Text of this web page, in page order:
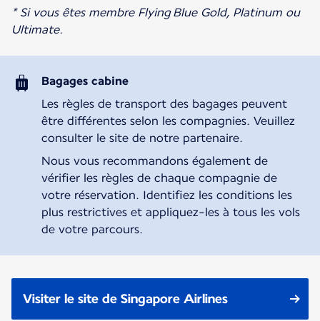
* Si vous êtes membre Flying Blue Gold, Platinum ou
Ultimate.
Bagages cabine
Les règles de transport des bagages peuvent
être différentes selon les compagnies. Veuillez
consulter le site de notre partenaire.
Nous vous recommandons également de
vérifier les règles de chaque compagnie de
votre réservation. Identifiez les conditions les
plus restrictives et appliquez-les à tous les vols
de votre parcours.
Visiter le site de Singapore Airlines